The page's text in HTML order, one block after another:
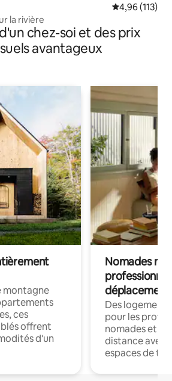
Note
4,96 (113)
la rivière
chez-soi et des prix
avantageux
montagne
ces
offrent
d'un
Nomades
déplacement
Des
pour les
nomades et
distance avec
espaces de